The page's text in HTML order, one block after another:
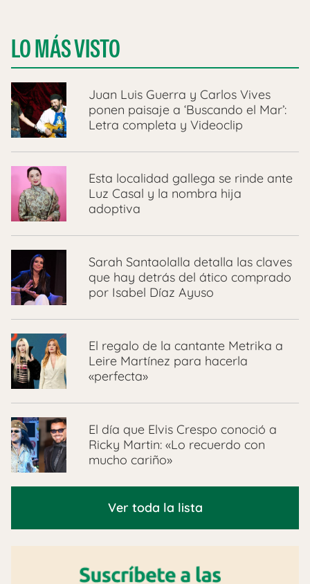
LO MÁS VISTO
Juan Luis Guerra y Carlos Vives
ponen paisaje a ‘Buscando el Mar’:
Letra completa y Videoclip
Esta localidad gallega se rinde ante
Luz Casal y la nombra hija
adoptiva
Sarah Santaolalla detalla las claves
que hay detrás del ático comprado
por Isabel Díaz Ayuso
El regalo de la cantante Metrika a
Leire Martínez para hacerla
«perfecta»
El día que Elvis Crespo conoció a
Ricky Martin: «Lo recuerdo con
mucho cariño»
Ver toda la lista